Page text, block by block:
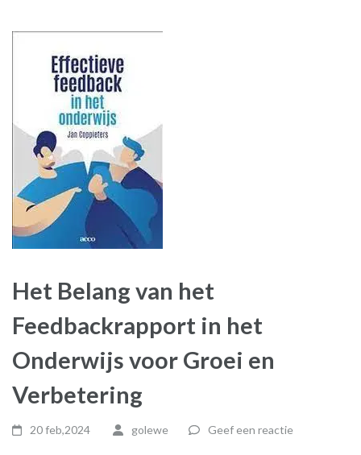
Het Belang van het
Feedbackrapport in het
Onderwijs voor Groei en
Verbetering
20 feb,2024 golewe Geef een reactie